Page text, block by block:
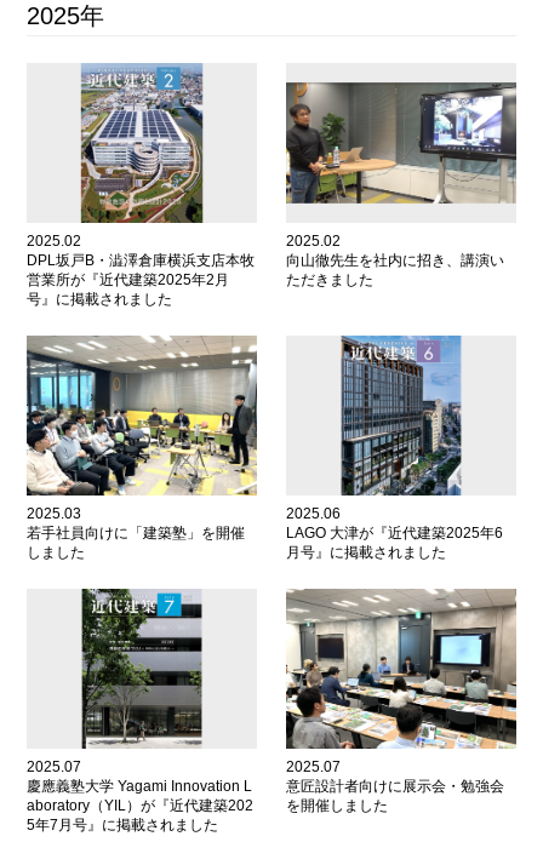
2025年
2025.02
DPL坂戸B・澁澤倉庫横浜支店本牧
営業所が『近代建築2025年2月
号』に掲載されました
2025.02
向山徹先生を社内に招き、講演い
ただきました
2025.03
若手社員向けに「建築塾」を開催
しました
2025.06
LAGO 大津が『近代建築2025年6
月号』に掲載されました
2025.07
慶應義塾大学 Yagami Innovation L
aboratory（YIL）が『近代建築202
5年7月号』に掲載されました
2025.07
意匠設計者向けに展示会・勉強会
を開催しました